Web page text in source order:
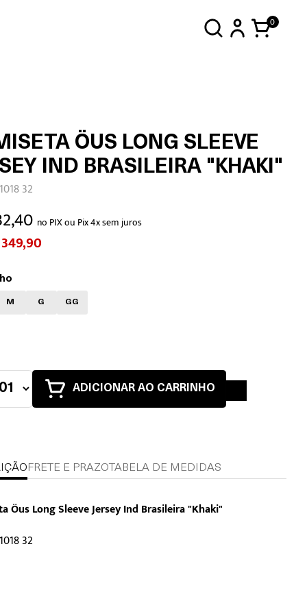
0
ÖUS LONG SLEEVE
IND BRASILEIRA "KHAKI"
32
no PIX ou Pix 4x sem juros
M G GG
ADICIONAR AO CARRINHO
FRETE E PRAZOTABELA DE MEDIDAS
Öus Long Sleeve Jersey Ind Brasileira "Khaki"
32